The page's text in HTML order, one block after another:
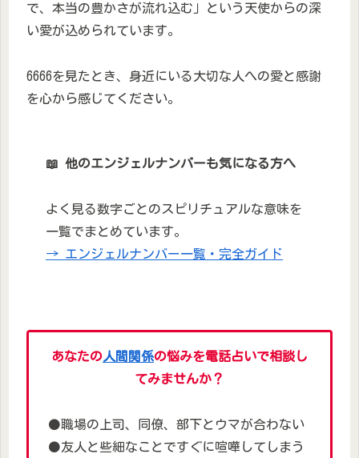
で、本当の豊かさが流れ込む」という天使からの深
い愛が込められています。
6666を見たとき、身近にいる大切な人への愛と感謝
を心から感じてください。
📖 他のエンジェルナンバーも気になる方へ
よく見る数字ごとのスピリチュアルな意味を
一覧でまとめています。
→ エンジェルナンバー一覧・完全ガイド
あなたの人間関係の悩みを電話占いで相談し
てみませんか？
⚫職場の上司、同僚、部下とウマが合わない
⚫友人と些細なことですぐに喧嘩してしまう